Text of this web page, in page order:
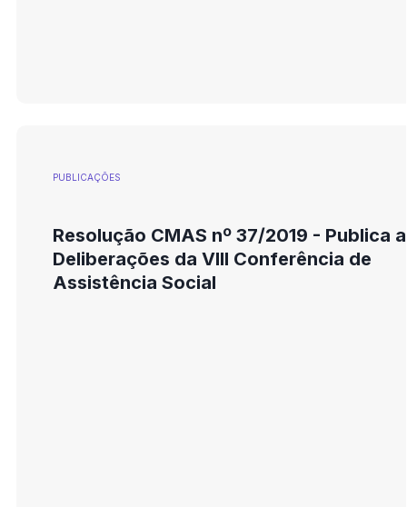
PUBLICAÇÕES
Resolução CMAS nº 37/2019 - Publica
Deliberações da VIII Conferência de
Assistência Social